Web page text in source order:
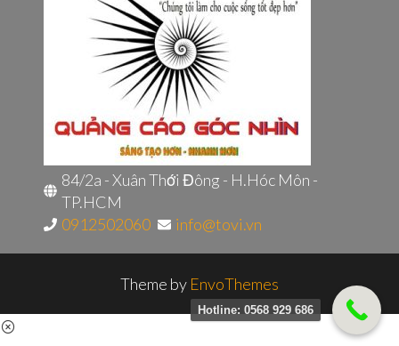
84/2a - Xuân Thới Đông - H.Hóc Môn -
TP.HCM
0912502060
info@tovi.vn
Theme by EnvoThemes
Hotline: 0568 929 686